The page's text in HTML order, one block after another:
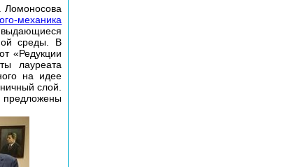
Ломоносова
механика
среды. В
«Редукции
лауреата
на идее
слой.